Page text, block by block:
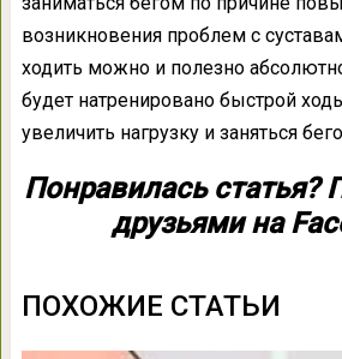
возникновения проблем с
ходить можно и полезно
будет натренировано быстрой
увеличить нагрузку и заняться
Понравилась статья?
друзьями на
ПОХОЖИЕ СТАТЬИ